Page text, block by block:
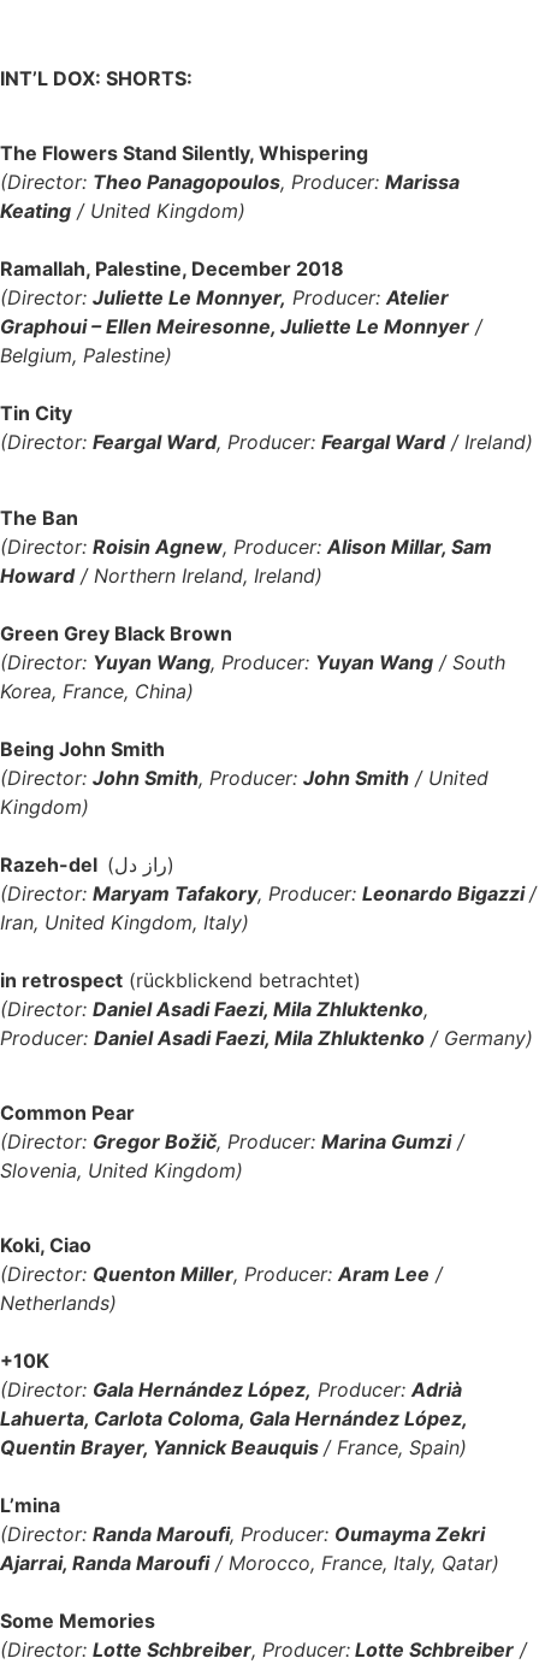
INT’L DOX: SHORTS:
The Flowers Stand Silently, Whispering
(Director: Theo Panagopoulos, Producer: Marissa
Keating / United Kingdom)
Ramallah, Palestine, December 2018
(Director: Juliette Le Monnyer, Producer:Atelier
Graphoui – Ellen Meiresonne, Juliette Le Monnyer /
Belgium, Palestine)
Tin City
(Director: Feargal Ward, Producer: Feargal Ward/ Ireland)
The Ban
(Director: Roisin Agnew, Producer: Alison Millar, Sam
Howard/ Northern Ireland, Ireland)
Green Grey Black Brown
(Director: Yuyan Wang, Producer: Yuyan Wang / South
Korea, France, China)
Being John Smith
(Director: John Smith, Producer: John Smith / United
Kingdom)
Razeh-del
(راز دل)
(Director: Maryam Tafakory, Producer: Leonardo Bigazzi/
Iran, United Kingdom, Italy)
in retrospect (rückblickend betrachtet)
(Director: Daniel Asadi Faezi, Mila Zhluktenko,
Producer: Daniel Asadi Faezi, Mila Zhluktenko / Germany)
Common Pear
(Director: Gregor Božič, Producer: Marina Gumzi/
Slovenia, United Kingdom)
Koki, Ciao
(Director: Quenton Miller, Producer:Aram Lee /
Netherlands)
+10K
(Director: Gala Hernández López, Producer:Adrià
Lahuerta, Carlota Coloma, Gala Hernández López,
Quentin Brayer, Yannick Beauquis / France, Spain)
L’mina
(Director: Randa Maroufi, Producer: Oumayma Zekri
Ajarrai, Randa Maroufi/ Morocco, France, Italy, Qatar)
Some Memories
(Director: Lotte Schbreiber, Producer: Lotte Schbreiber /